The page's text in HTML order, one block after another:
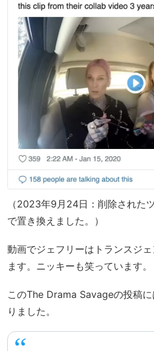
（2023年9月24日：削除された
で置き換えました。）
動画でジェフリーはトランスジ
ます。ニッキーも笑っています。
このThe Drama Savageの投稿
りました。